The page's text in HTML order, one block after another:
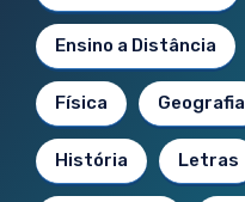
Ensino a Distância
Física Geografia
História Letras